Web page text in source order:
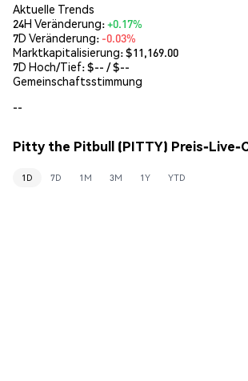
Aktuelle Trends
24H Veränderung:+0.17%
7D Veränderung: -0.03%
Marktkapitalisierung:$11,169.00
7D Hoch/Tief: $-- / $--
Gemeinschaftsstimmung
--
Pitty the Pitbull (PITTY) Preis-Live-
1D 7D 1M 3M 1Y YTD